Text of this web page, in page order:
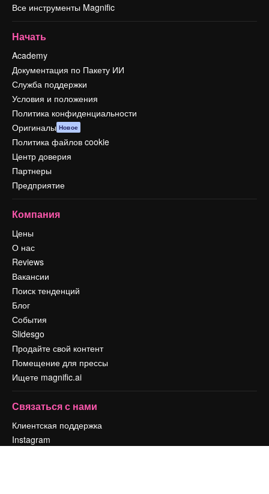
Все инструменты Magnific
Начать
Academy
Документация по Пакету ИИ
Служба поддержки
Условия и положения
Политика конфиденциальности
Оригиналы Новое
Политика файлов cookie
Центр доверия
Партнеры
Предприятие
Компания
Цены
О нас
Reviews
Вакансии
Поиск тенденций
Блог
События
Slidesgo
Продайте свой контент
Помещение для прессы
Ищете magnific.ai
Связаться с нами
Клиентская поддержка
Instagram